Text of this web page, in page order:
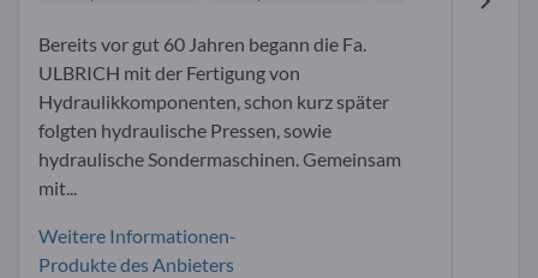
Bereits vor gut 60 Jahren begann die Fa.
ULBRICH mit der Fertigung von
Hydraulikkomponenten, schon kurz später
folgten hydraulische Pressen, sowie
hydraulische Sondermaschinen. Gemeinsam
mit...
Weitere Informationen-
Produkte des Anbieters